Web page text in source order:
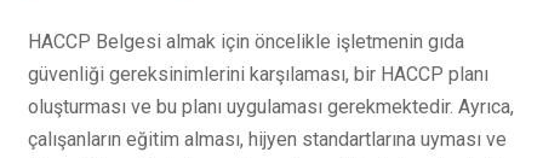
HACCP Belgesi almak için öncelikle işletmenin gıda
güvenliği gereksinimlerini karşılaması, bir HACCP planı
oluşturması ve bu planı uygulaması gerekmektedir. Ayrıca,
çalışanların eğitim alması, hijyen standartlarına uyması ve